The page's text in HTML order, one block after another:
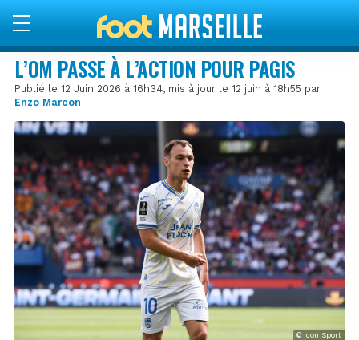
L’OM PASSE À L’ACTION POUR PAGIS
Publié le 12 Juin 2026 à 16h34, mis à jour le 12 juin à 18h55 par
Enzo Marcon
© Icon Sport